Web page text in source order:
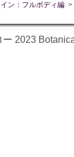
ン：フルボディ編 >
2023